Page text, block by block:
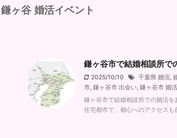
鎌ヶ谷 婚活イベント
鎌ヶ谷市で結婚相談所で
2025/10/10 千葉県 婚活,
市, 鎌ヶ谷市 出会い, 鎌ヶ谷市 婚活
鎌ヶ谷市で結婚相談所での婚活
住宅都市で、都心へのアクセス